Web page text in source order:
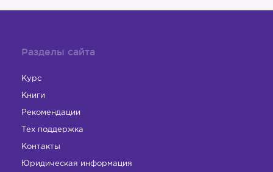
Разделы сайта
Курс
Книги
Рекомендации
Тех поддержка
Контакты
Юридическая информация